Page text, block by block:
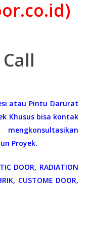
atau Pintu Darurat
Khusus bisa kontak
Proyek.
DOOR, RADIATION
CUSTOME DOOR,